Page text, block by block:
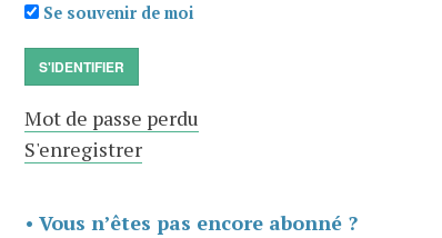
Se souvenir de moi
S'IDENTIFIER
Mot de passe perdu
S'enregistrer
• Vous n’êtes pas encore abonné ?